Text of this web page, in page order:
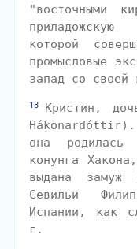
"восточными
которой
промысловые
запад со своей
18
Кристин,
она
конунга
выдана замуж
Севильи
Испании, как
г.